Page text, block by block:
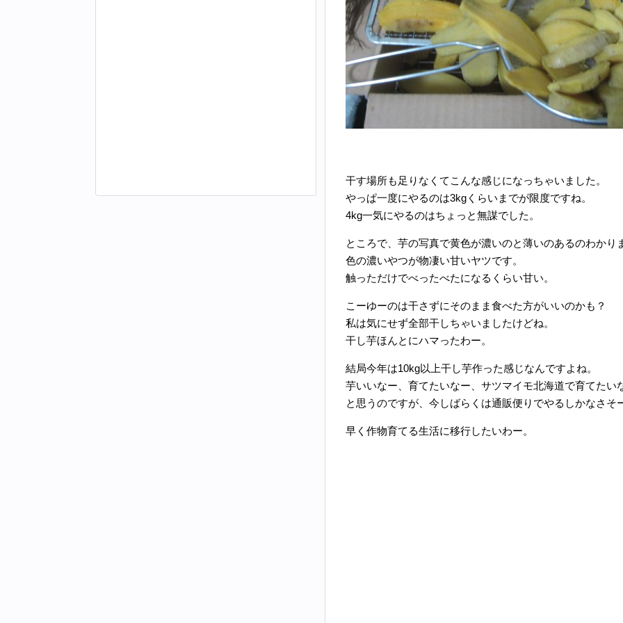
干す場所も足りなくてこんな感じになっちゃいました。
やっぱ一度にやるのは3kgくらいまでが限度ですね。
4kg一気にやるのはちょっと無謀でした。
ところで、芋の写真で黄色が濃いのと薄いのあるのわかり
色の濃いやつが物凄い甘いヤツです。
触っただけでべったべたになるくらい甘い。
こーゆーのは干さずにそのまま食べた方がいいのかも？
私は気にせず全部干しちゃいましたけどね。
干し芋ほんとにハマったわー。
結局今年は10kg以上干し芋作った感じなんですよね。
芋いいなー、育てたいなー、サツマイモ北海道で育てたい
と思うのですが、今しばらくは通販便りでやるしかなさそ
早く作物育てる生活に移行したいわー。